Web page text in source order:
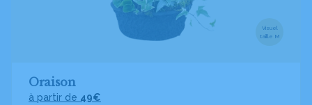
Visuel
taille M
Oraison
à partir de 49€